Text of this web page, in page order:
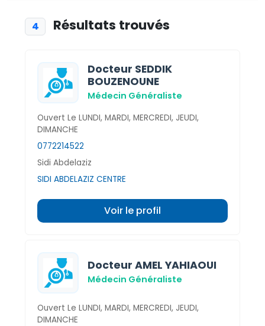
4 Résultats trouvés
Docteur SEDDIK
BOUZENOUNE
Médecin Généraliste
Ouvert Le LUNDI, MARDI, MERCREDI, JEUDI,
DIMANCHE
0772214522
Sidi Abdelaziz
SIDI ABDELAZIZ CENTRE
Voir le profil
Docteur AMEL YAHIAOUI
Médecin Généraliste
Ouvert Le LUNDI, MARDI, MERCREDI, JEUDI,
DIMANCHE